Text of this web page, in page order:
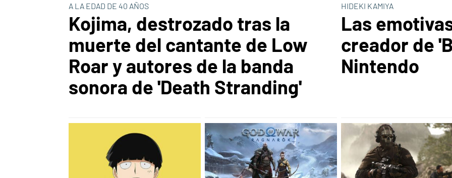
A LA EDAD DE 40 AÑOS
Kojima, destrozado tras la
muerte del cantante de Low
Roar y autores de la banda
sonora de 'Death Stranding'
HIDEKI KAMIYA
Las
creador de
Nintendo